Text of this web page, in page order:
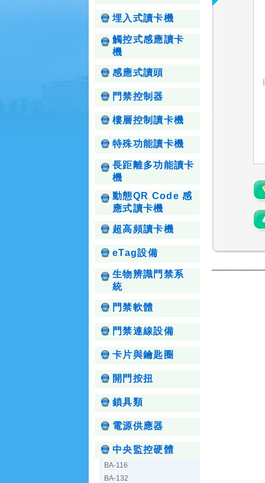
埋入式讀卡機
觸控式感應讀卡
機
感應式讀頭
門禁控制器
樓層控制讀卡機
特殊功能讀卡機
長距離多功能讀卡
機
動態QR Code 感
應式讀卡機
超高頻讀卡機
eTag設備
生物辨識門禁系
統
門禁軟體
門禁連線設備
卡片與鑰匙圈
開門按扭
鎖具類
電源供應器
中央監控硬體
BA-116
BA-132